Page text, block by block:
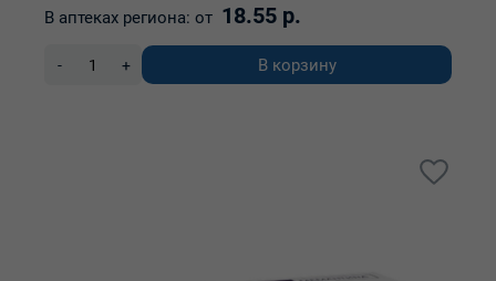
В аптеках региона: от 18.55 р.
- + В корзину